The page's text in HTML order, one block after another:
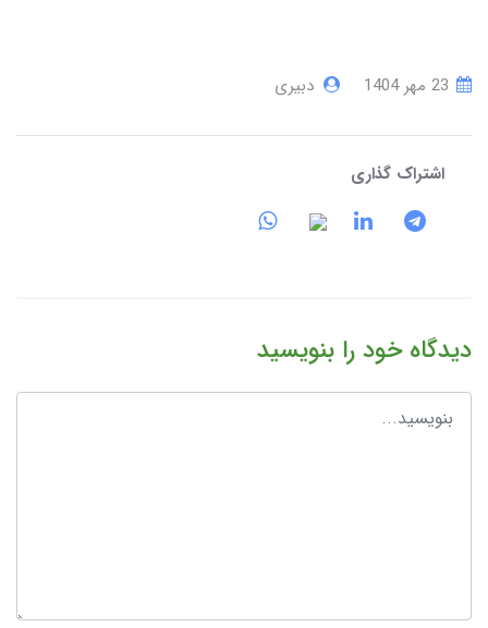
دبیری
اشتراک گذاری
دیدگاه خود را بنویسید